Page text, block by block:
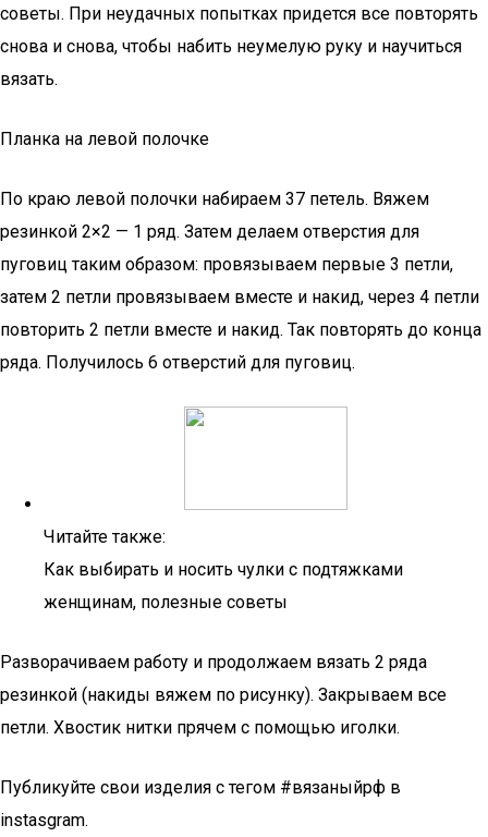
советы. При неудачных попытках придется все повторять
снова и снова, чтобы набить неумелую руку и научиться
вязать.
Планка на левой полочке
По краю левой полочки набираем 37 петель. Вяжем
резинкой 2×2 — 1 ряд. Затем делаем отверстия для
пуговиц таким образом: провязываем первые 3 петли,
затем 2 петли провязываем вместе и накид, через 4 петли
повторить 2 петли вместе и накид. Так повторять до конца
ряда. Получилось 6 отверстий для пуговиц.
Читайте также:
Как выбирать и носить чулки с подтяжками
женщинам, полезные советы
Разворачиваем работу и продолжаем вязать 2 ряда
резинкой (накиды вяжем по рисунку). Закрываем все
петли. Хвостик нитки прячем с помощью иголки.
Публикуйте свои изделия с тегом #вязаныйрф в
instasgram.